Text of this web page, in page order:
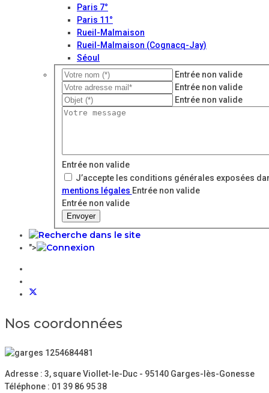
Paris 7°
Paris 11°
Rueil-Malmaison
Rueil-Malmaison (Cognacq-Jay)
Séoul
Entrée non valide
Entrée non valide
Entrée non valide
Entrée non valide
J’accepte les conditions générales exposées
mentions légales Entrée non valide
Entrée non valide
Envoyer
">
Nos coordonnées
Adresse : 3, square Viollet-le-Duc - 95140 Garges-lès-Gonesse
Téléphone : 01 39 86 95 38